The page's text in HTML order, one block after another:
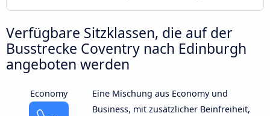
Verfügbare Sitzklassen, die auf der
Busstrecke Coventry nach Edinburgh
angeboten werden
Economy
Eine Mischung aus Economy und
Business, mit zusätzlicher Beinfreiheit,